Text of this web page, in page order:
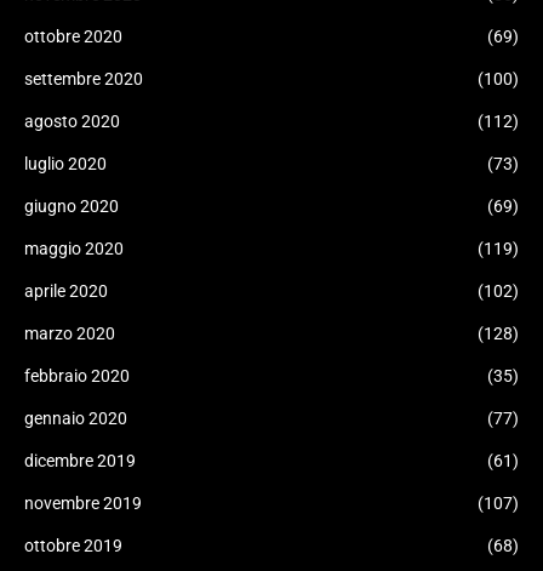
ottobre 2020 (69)
settembre 2020 (100)
agosto 2020 (112)
luglio 2020 (73)
giugno 2020 (69)
maggio 2020 (119)
aprile 2020 (102)
marzo 2020 (128)
febbraio 2020 (35)
gennaio 2020 (77)
dicembre 2019 (61)
novembre 2019 (107)
ottobre 2019 (68)